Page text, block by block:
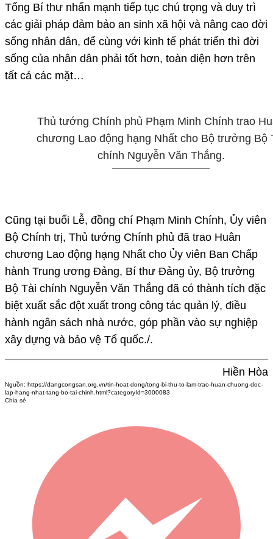
Tổng Bí thư nhấn mạnh tiếp tục chú trọng và duy trì
các giải pháp đảm bảo an sinh xã hội và nâng cao đời
sống nhân dân, để cùng với kinh tế phát triển thì đời
sống của nhân dân phải tốt hơn, toàn diện hơn trên
tất cả các mặt…
Thủ tướng Chính phủ Phạm Minh Chính trao
chương Lao động hạng Nhất cho Bộ trưởng Bộ
chính Nguyễn Văn Thắng.
Cũng tại buổi Lễ, đồng chí Phạm Minh Chính, Ủy viên
Bộ Chính trị, Thủ tướng Chính phủ đã trao Huân
chương Lao động hạng Nhất cho Ủy viên Ban Chấp
hành Trung ương Đảng, Bí thư Đảng ủy, Bộ trưởng
Bộ Tài chính Nguyễn Văn Thắng đã có thành tích đặc
biệt xuất sắc đột xuất trong công tác quản lý, điều
hành ngân sách nhà nước, góp phần vào sự nghiệp
xây dựng và bảo vệ Tổ quốc./.
Hiền Hòa
Nguồn: https://dangcongsan.org.vn/tin-hoat-dong/tong-bi-thu-to-lam-trao-huan-chuong-doc-
lap-hang-nhat-tang-bo-tai-chinh.html?categoryId=3000083
Chia sẻ